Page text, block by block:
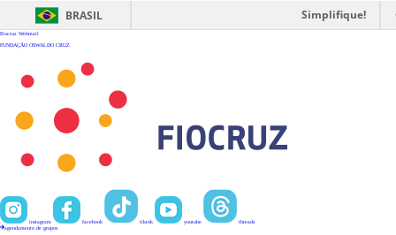
BRASIL Simplifique!
Fiocruz Webmail
FUNDAÇÃO OSWALDO CRUZ
instagram facebook tiktok youtube
threads
agendamento de grupos